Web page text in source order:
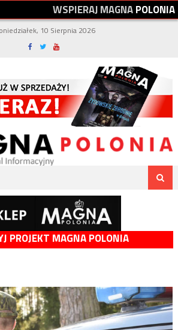
WSPIERAJMAGNAPOLONIA
10 Sierpnia 2026
PROJEKT MAGNA POLONIA